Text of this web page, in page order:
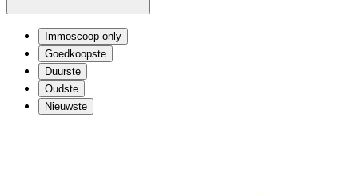
Immoscoop only
Goedkoopste
Duurste
Oudste
Nieuwste